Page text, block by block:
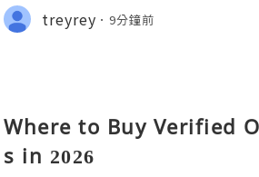
💫🌐✨💎Fast & Reliable 24/7
💎WhatsApp :+1 (506) 541-7768
treyrey 9分鐘前
Where to Buy Verified
s in 2026